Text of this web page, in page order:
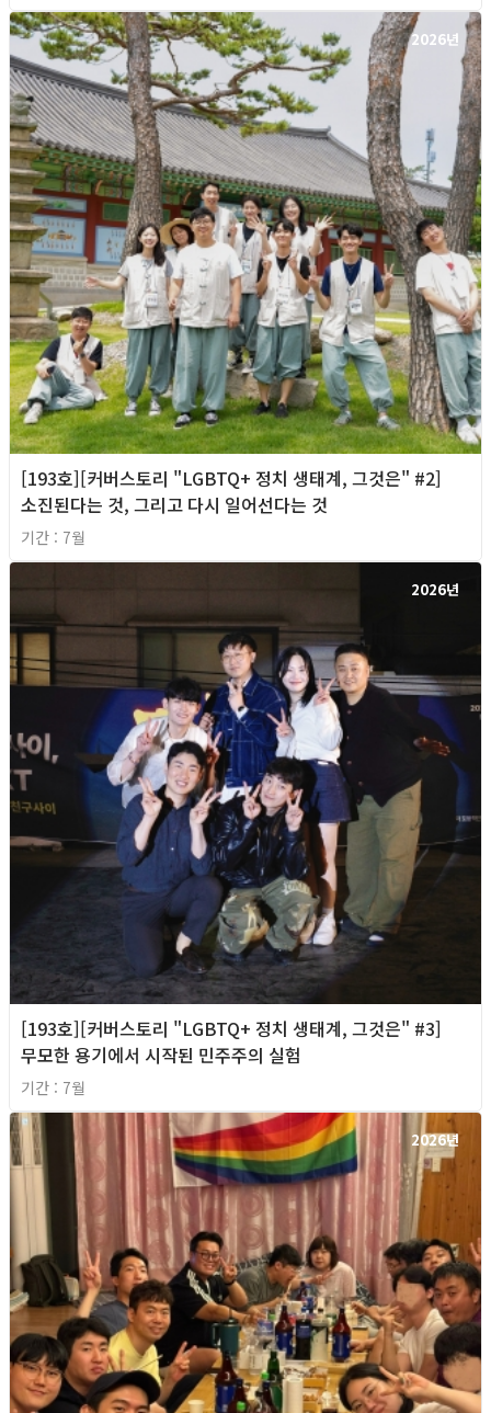
2026년
[193호][커버스토리 "LGBTQ+ 정치 생태계, 그것은" #2]
소진된다는 것, 그리고 다시 일어선다는 것
기간 : 7월
2026년
[193호][커버스토리 "LGBTQ+ 정치 생태계, 그것은" #3]
무모한 용기에서 시작된 민주주의 실험
기간 : 7월
2026년